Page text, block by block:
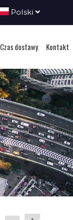
Polski
Czas dostawy Kontakt